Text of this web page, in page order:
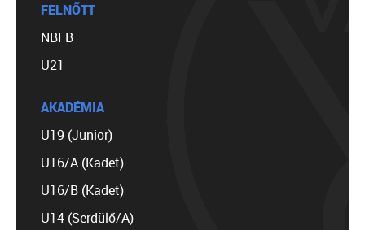
FELNŐTT
NBI B
U21
AKADÉMIA
U19 (Junior)
U16/A (Kadet)
U16/B (Kadet)
U14 (Serdülő/A)